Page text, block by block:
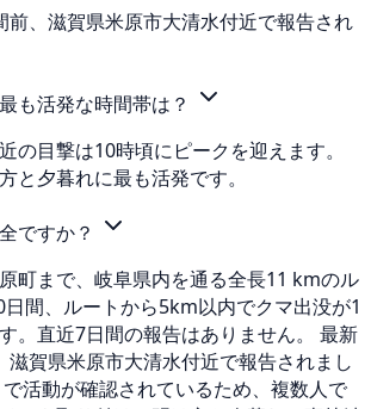
前、滋賀県米原市大清水付近で報告され
も活発な時間帯は？
の目撃は10時頃にピークを迎えます。
と夕暮れに最も活発です。
ですか？
町まで、岐阜県内を通る全長11 kmのル
間、ルートから5km以内でクマ出没が1
。直近7日間の報告はありません。 最新
滋賀県米原市大清水付近で報告されまし
活動が確認されているため、複数人で